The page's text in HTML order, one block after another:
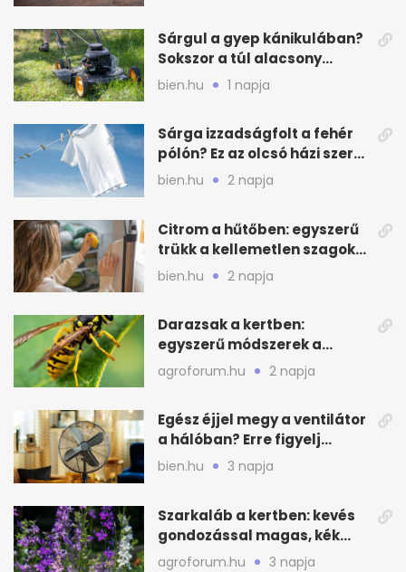
Sárgul a gyep kánikulában?
Sokszor a túl alacsony
fűnyírás a gond
bien.hu 1 napja
Sárga izzadságfolt a fehér
pólón? Ez az olcsó házi szer
beválhat
bien.hu 2 napja
Citrom a hűtőben: egyszerű
trükk a kellemetlen szagok
ellen
bien.hu 2 napja
Darazsak a kertben:
egyszerű módszerek a
távoltartásukra nyáron
agroforum.hu 2 napja
Egész éjjel megy a ventilátor
a hálóban? Erre figyelj
alvásnál nyáron
bien.hu 3 napja
Szarkaláb a kertben: kevés
gondozással magas, kék
virágfalat ad
agroforum.hu 3 napja